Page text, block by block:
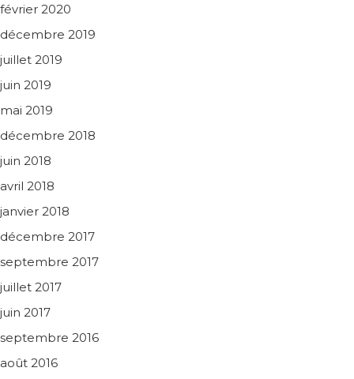
février 2020
décembre 2019
juillet 2019
juin 2019
mai 2019
décembre 2018
juin 2018
avril 2018
janvier 2018
décembre 2017
septembre 2017
juillet 2017
juin 2017
septembre 2016
août 2016